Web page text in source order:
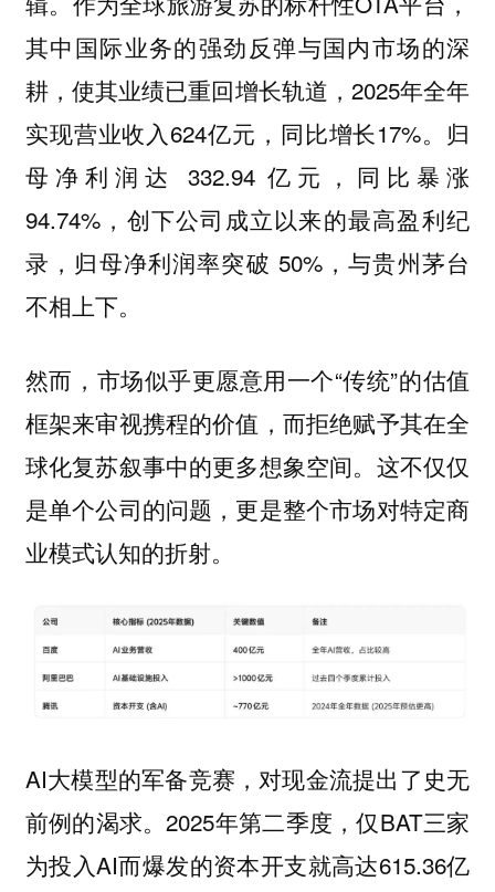
其中国际业务的强劲反弹与国内市场的深
耕，使其业绩已重回增长轨道，2025年全年
实现营业收入624亿元，同比增长17%。归
母净利润达 332.94 亿元，同比暴涨
94.74%，创下公司成立以来的最高盈利纪
录，归母净利润率突破 50%，与贵州茅台
不相上下。
然而，市场似乎更愿意用一个“传统”的估值
框架来审视携程的价值，而拒绝赋予其在全
球化复苏叙事中的更多想象空间。这不仅仅
是单个公司的问题，更是整个市场对特定商
业模式认知的折射。
AI大模型的军备竞赛，对现金流提出了史无
前例的渴求。2025年第二季度，仅BAT三家
为投入AI而爆发的资本开支就高达615.36亿